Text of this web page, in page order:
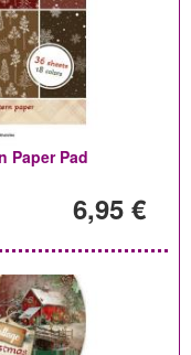
Paper Pad
6,95 €